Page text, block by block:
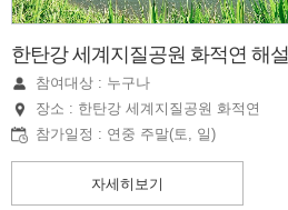
한탄강 세계지질공원 화적연 해설
참여대상 : 누구나
장소 : 한탄강 세계지질공원 화적연
참가일정 : 연중 주말(토, 일)
자세히보기